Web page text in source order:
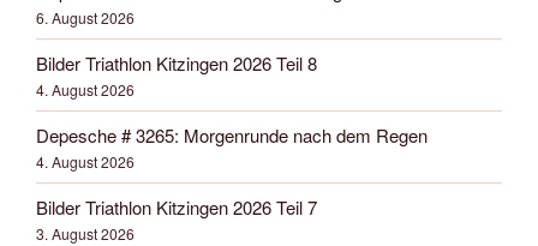
6. August 2026
Bilder Triathlon Kitzingen 2026 Teil 8
4. August 2026
Depesche # 3265: Morgenrunde nach dem Regen
4. August 2026
Bilder Triathlon Kitzingen 2026 Teil 7
3. August 2026